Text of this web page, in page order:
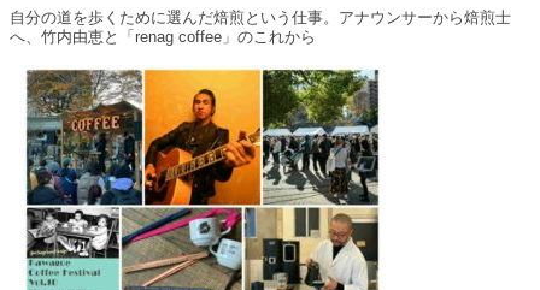
自分の道を歩くために選んだ焙煎という仕事。アナウンサーから焙煎士
へ、竹内由恵と「renag coffee」のこれから